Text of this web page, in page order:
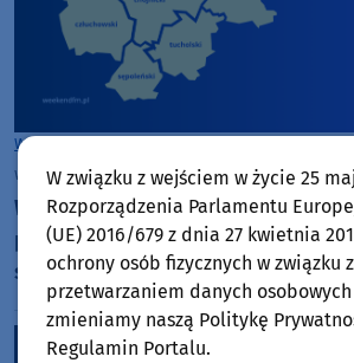
Woj. Kujawsko-pomorskie
wtorek, 4 sierpnia 2026, 12:45
Wieczorem i w nocy w naszym
prognozowane są burze, którym
silne opady deszczu i grad
W związku z wejściem w życie 25
Rozporządzenia Parlamentu
(UE) 2016/679 z dnia 27 kwietnia
ochrony osób fizycznych w związku z
przetwarzaniem danych osobowych
zmieniamy naszą Politykę
Regulamin Portalu.